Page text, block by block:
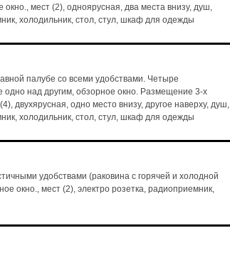
мест (2), одноярусная, два места внизу, душ,
холодильник, стол, стул, шкаф для одежды
палубе со всеми удобствами. Четыре
над другим, обзорное окно. Размещение 3-х
двухярусная, одно место внизу, другое наверху, душ,
холодильник, стол, стул, шкаф для одежды
удобствами (раковина с горячей и холодной
окно., мест (2), электро розетка, радиоприемник,